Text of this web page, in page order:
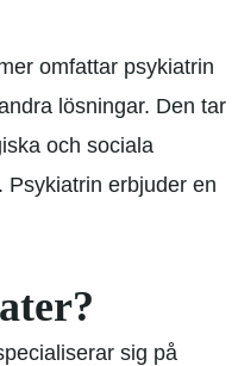
omfattar psykiatrin
lösningar. Den tar
och sociala
Psykiatrin erbjuder en
sig på